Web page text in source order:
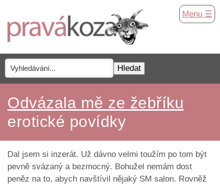
Menu ☰
Odvázala mě ze žebříku
erotické povídky
Dal jsem si inzerát. Už dávno velmi toužím po tom být
pevně svázaný a bezmocný. Bohužel nemám dost
peněz na to, abych navštívil nějaký SM salon. Rovněž